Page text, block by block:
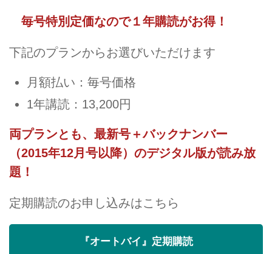
毎号特別定価なので１年購読がお得！
下記のプランからお選びいただけます
月額払い：毎号価格
1年講読：13,200円
両プランとも、最新号＋バックナンバー
（2015年12月号以降）のデジタル版が読み放
題！
定期購読のお申し込みはこちら
『オートバイ』定期購読